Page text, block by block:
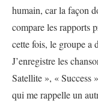
humain, car la façon
compare les rapports
cette fois, le groupe a
J’enregistre les
Satellite », « Success
qui me rappelle un